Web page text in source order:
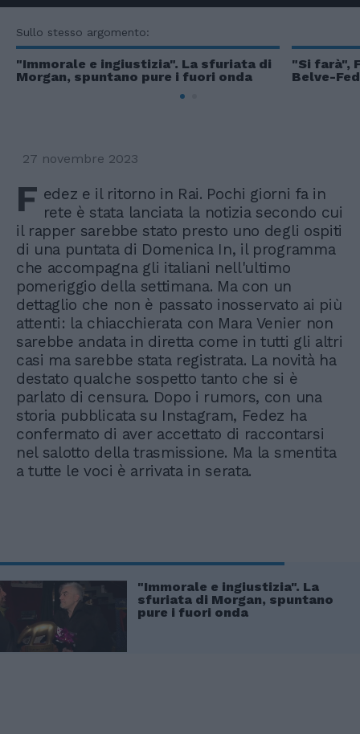
Sullo stesso argomento:
"Immorale e ingiustizia". La sfuriata di
Morgan, spuntano pure i fuori onda
"Si farà",
Belve-
27 novembre 2023
F edez e il ritorno in Rai. Pochi giorni fa in
rete è stata lanciata la notizia secondo cui
il rapper sarebbe stato presto uno degli ospiti
di una puntata di Domenica In, il programma
che accompagna gli italiani nell'ultimo
pomeriggio della settimana. Ma con un
dettaglio che non è passato inosservato ai più
attenti: la chiacchierata con Mara Venier non
sarebbe andata in diretta come in tutti gli altri
casi ma sarebbe stata registrata. La novità ha
destato qualche sospetto tanto che si è
parlato di censura. Dopo i rumors, con una
storia pubblicata su Instagram, Fedez ha
confermato di aver accettato di raccontarsi
nel salotto della trasmissione. Ma la smentita
a tutte le voci è arrivata in serata.
"Immorale e ingiustizia". La
sfuriata di Morgan, spuntano
pure i fuori onda